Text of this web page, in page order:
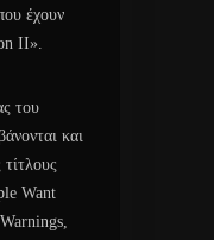
έχουν
II».
του
και
Want